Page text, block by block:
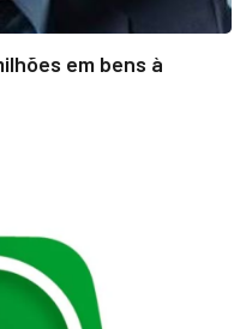
em bens à